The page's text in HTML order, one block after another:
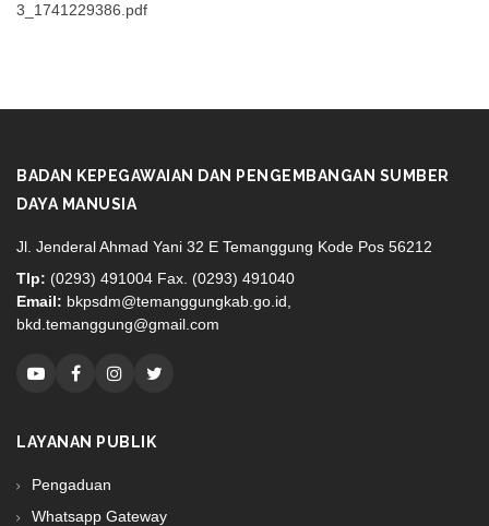
3_1741229386.pdf
BADAN KEPEGAWAIAN DAN PENGEMBANGAN SUMBER
DAYA MANUSIA
Jl. Jenderal Ahmad Yani 32 E Temanggung Kode Pos 56212
Tlp: (0293) 491004 Fax. (0293) 491040
Email: bkpsdm@temanggungkab.go.id,
bkd.temanggung@gmail.com
LAYANAN PUBLIK
Pengaduan
Whatsapp Gateway